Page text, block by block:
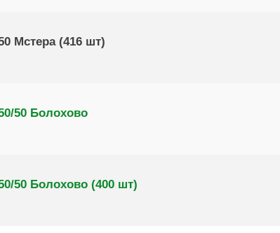
Мстера (416 шт)
50 Болохово
50 Болохово (400 шт)